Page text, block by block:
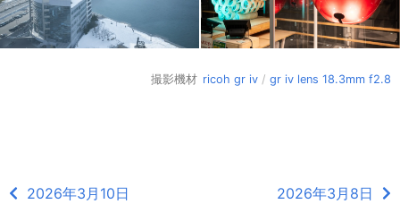
撮影機材 ricoh gr iv / gr iv lens 18.3mm f2.8
2026年3月10日 2026年3月8日